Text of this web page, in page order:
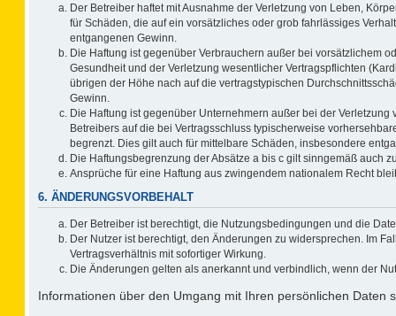
Der Betreiber haftet mit Ausnahme der Verletzung von Leben,
für Schäden, die auf ein vorsätzliches oder grob fahrlässiges
entgangenen Gewinn.
Die Haftung ist gegenüber Verbrauchern außer bei vorsätzlichem
Gesundheit und der Verletzung wesentlicher Vertragspflichten
übrigen der Höhe nach auf die vertragstypischen
Gewinn.
Die Haftung ist gegenüber Unternehmern außer bei der
Betreibers auf die bei Vertragsschluss typischerweise
begrenzt. Dies gilt auch für mittelbare Schäden, insbesondere
Die Haftungsbegrenzung der Absätze a bis c gilt sinngemäß auch
Ansprüche für eine Haftung aus zwingendem nationalem Recht
6. ÄNDERUNGSVORBEHALT
Der Betreiber ist berechtigt, die Nutzungsbedingungen und die
Der Nutzer ist berechtigt, den Änderungen zu widersprechen. Im
Vertragsverhältnis mit sofortiger Wirkung.
Die Änderungen gelten als anerkannt und verbindlich, wenn der
Informationen über den Umgang mit Ihren persönlichen Daten